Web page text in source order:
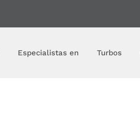
Especialistas en Turbos